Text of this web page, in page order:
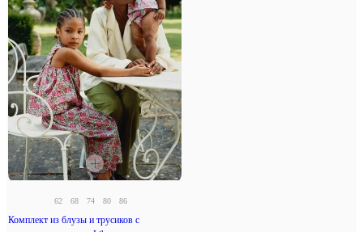
62 68 74 80 86
Комплект из блузы и трусиков с